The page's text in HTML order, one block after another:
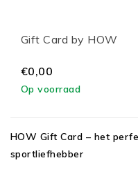
Gift Card by HOW
€0,00
Op voorraad
HOW Gift Card – het
sportliefhebber